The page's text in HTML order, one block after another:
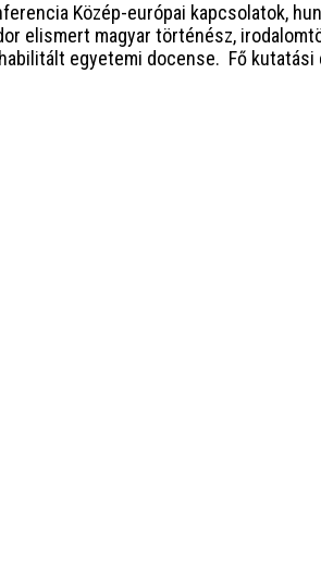
Közép-európai kapcsolatok,
elismert magyar történész,
egyetemi docense. Fő